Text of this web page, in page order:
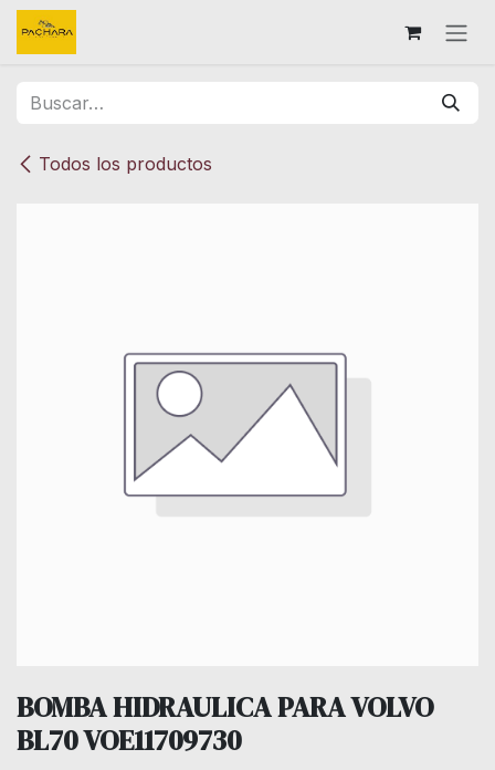
Ir al contenido
Todos los productos
BOMBA HIDRAULICA PARA VOLVO
BL70 VOE11709730